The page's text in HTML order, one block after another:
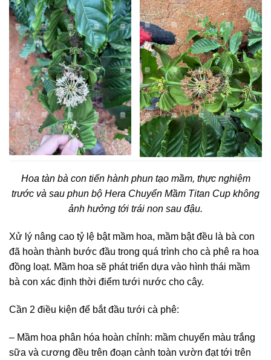
Hoa tàn bà con tiến hành phun tạo mầm, thực nghiệm
trước và sau phun bộ Hera Chuyển Mầm Titan Cup không
ảnh hưởng tới trái non sau đậu.
Xử lý nâng cao tỷ lệ bật mầm hoa, mầm bật đều là bà con
đã hoàn thành bước đầu trong quá trình cho cà phê ra hoa
đồng loạt. Mầm hoa sẽ phát triển dựa vào hình thái mầm
bà con xác định thời điểm tưới nước cho cây.
Cần 2 điều kiện để bắt đầu tưới cà phê:
– Mầm hoa phân hóa hoàn chỉnh: mầm chuyển màu trắng
sữa và cương đều trên đoạn cành toàn vườn đạt tới trên